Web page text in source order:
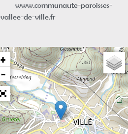
www.communaute-paroisses-
vallee-de-ville.fr
+
−